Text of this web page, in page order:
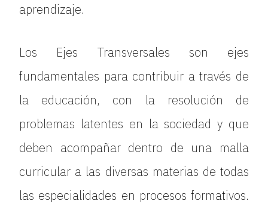
aprendizaje.
Los Ejes Transversales son ejes
fundamentales para contribuir a través de
la educación, con la resolución de
problemas latentes en la sociedad y que
deben acompañar dentro de una malla
curricular a las diversas materias de todas
las especialidades en procesos formativos.